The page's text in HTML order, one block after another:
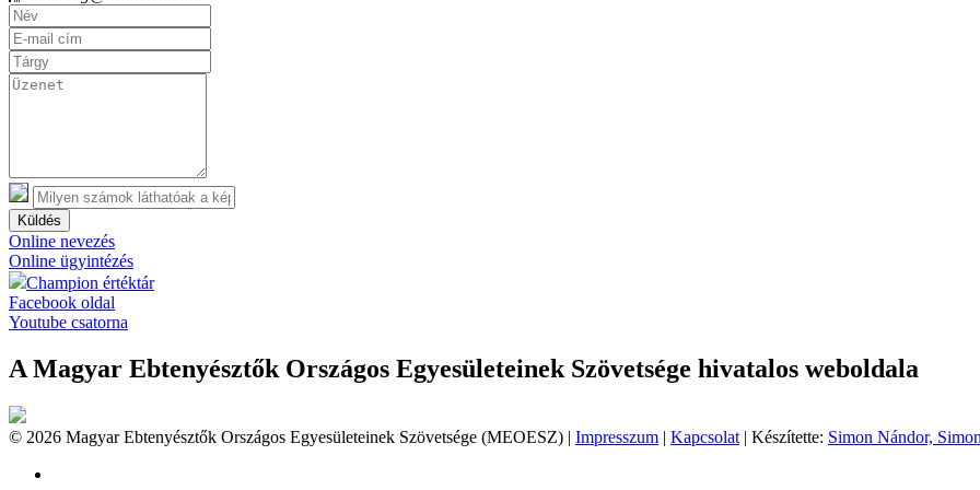
Küldés
Online nevezés
Online ügyintézés
Champion értéktár
Facebook oldal
Youtube csatorna
A Magyar Ebtenyésztők Országos Egyesületeinek Szövetsége hivatalos weboldala
© 2026 Magyar Ebtenyésztők Országos Egyesületeinek Szövetsége (MEOESZ) | Impresszum | Kapcsolat | Készítette: Simon Nándor,